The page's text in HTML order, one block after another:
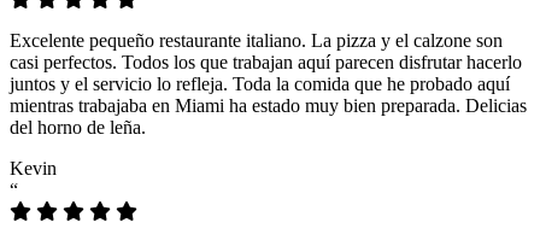
Excelente pequeño restaurante italiano. La pizza y el calzone son
casi perfectos. Todos los que trabajan aquí parecen disfrutar hacerlo
juntos y el servicio lo refleja. Toda la comida que he probado aquí
mientras trabajaba en Miami ha estado muy bien preparada. Delicias
del horno de leña.
Kevin
“